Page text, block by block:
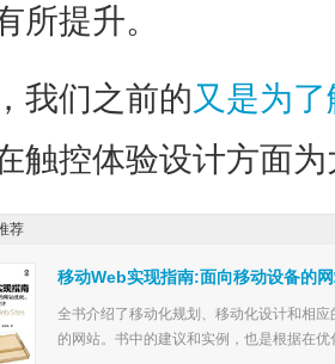
所提升。
我们之前的又是为
触控体验设计方面
移动Web实现指南:面向移动设备的
全书介绍了移动化规划、移动化设计和相
的网站。书中的建议和实例，也是根据在
荐